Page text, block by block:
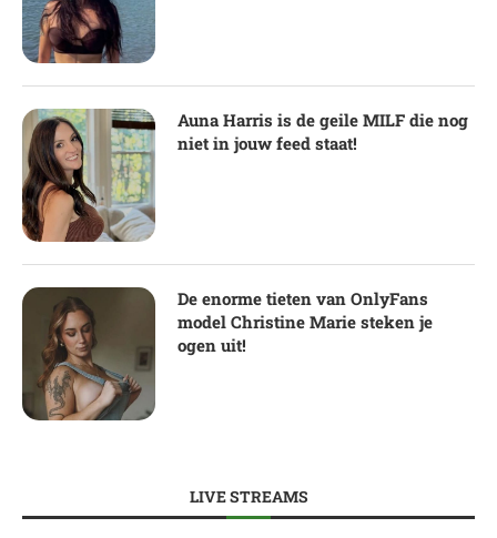
Auna Harris is de geile MILF die nog
niet in jouw feed staat!
De enorme tieten van OnlyFans
model Christine Marie steken je
ogen uit!
LIVE STREAMS